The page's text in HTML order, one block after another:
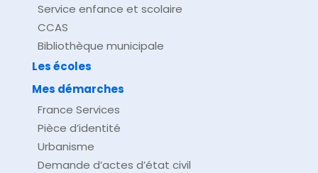
Service enfance et scolaire
CCAS
Bibliothèque municipale
Les écoles
Mes démarches
France Services
Pièce d’identité
Urbanisme
Demande d’actes d’état civil